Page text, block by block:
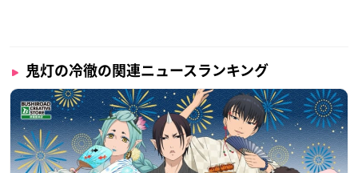
鬼灯の冷徹の関連ニュースランキング